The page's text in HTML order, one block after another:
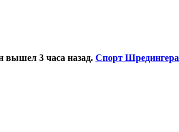
вышел 3 часа назад. Спорт Шредингера